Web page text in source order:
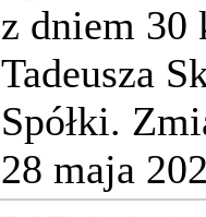
z dniem 30
Tadeusza
Spółki.
28 maja